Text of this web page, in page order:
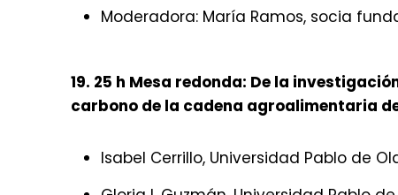
Moderadora: María Ramos, socia
19. 25 h Mesa redonda: De la
carbono de la cadena agroalimentaria
Isabel Cerrillo, Universidad Pablo de